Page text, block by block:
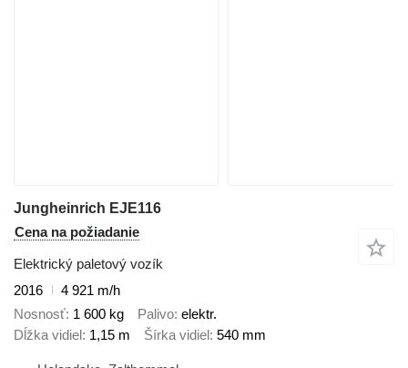
Jungheinrich EJE116
Cena na požiadanie
Elektrický paletový vozík
2016
4 921 m/h
Nosnosť 1 600 kg Palivo elektr.
Dĺžka vidiel 1,15 m Šírka vidiel 540 mm